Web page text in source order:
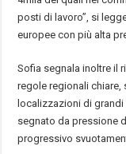
posti di lavoro”, si
europee con più alta
Sofia segnala inoltre il
regole regionali chiare,
localizzazioni di
segnato da pressione
progressivo